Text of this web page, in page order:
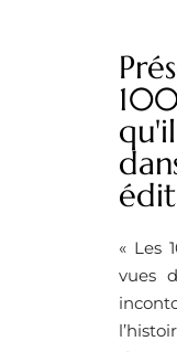
« Les
vues